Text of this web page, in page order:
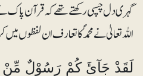
گہری دل چسپی رکھتے تھے کہ قرآن پاک نے
اللہ تعالیٰ نے محمدؐ کا تعارف ان لفظوں میں
لَقَدْ جَآئَ کُمْ رَسُوْلٌ مِّنْ